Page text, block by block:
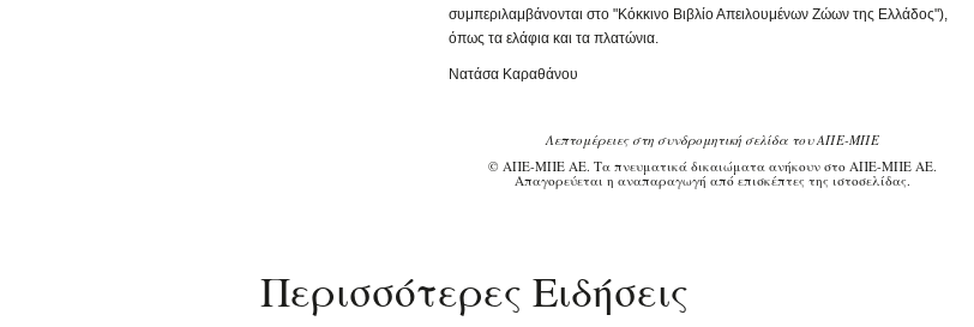
συμπεριλαμβάνονται στο "Κόκκινο Βιβλίο Απειλουμένων Ζώων της Ελλάδος"),
όπως τα ελάφια και τα πλατώνια.
Νατάσα Καραθάνου
Λεπτομέρειες στη συνδρομητική σελίδα του ΑΠΕ-ΜΠΕ
© ΑΠΕ-ΜΠΕ ΑΕ. Τα πνευματικά δικαιώματα ανήκουν στο ΑΠΕ-ΜΠΕ ΑΕ.
Απαγορεύεται η αναπαραγωγή από επισκέπτες της ιστοσελίδας.
Περισσότερες Ειδήσεις